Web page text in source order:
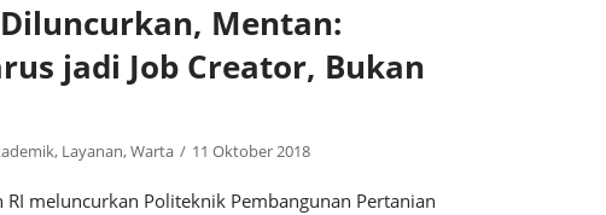
Mentan:
jadi Job Creator, Bukan
, Layanan,Warta 11 Oktober 2018
RI meluncurkan Politeknik Pembangunan Pertanian